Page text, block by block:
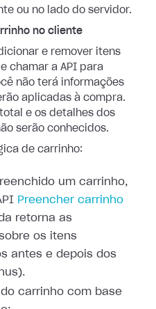
ou no lado do servidor.
no cliente
e remover itens
chamar a API para
não terá informações
aplicadas à compra.
e os detalhes dos
serão conhecidos.
de carrinho:
um carrinho,
Preencher carrinho
retorna as
os itens
antes e depois dos
carrinho com base